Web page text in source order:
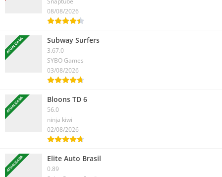
08/08/2026
ATUALIZADA Subway Surfers
3.67.0
SYBO Games
03/08/2026
ATUALIZADA Bloons TD 6
56.0
ninja kiwi
02/08/2026
ATUALIZADA Elite Auto Brasil
0.89